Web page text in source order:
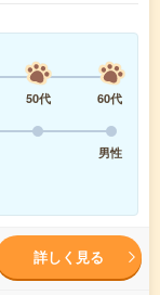
50代
60代
男性
詳しく見る